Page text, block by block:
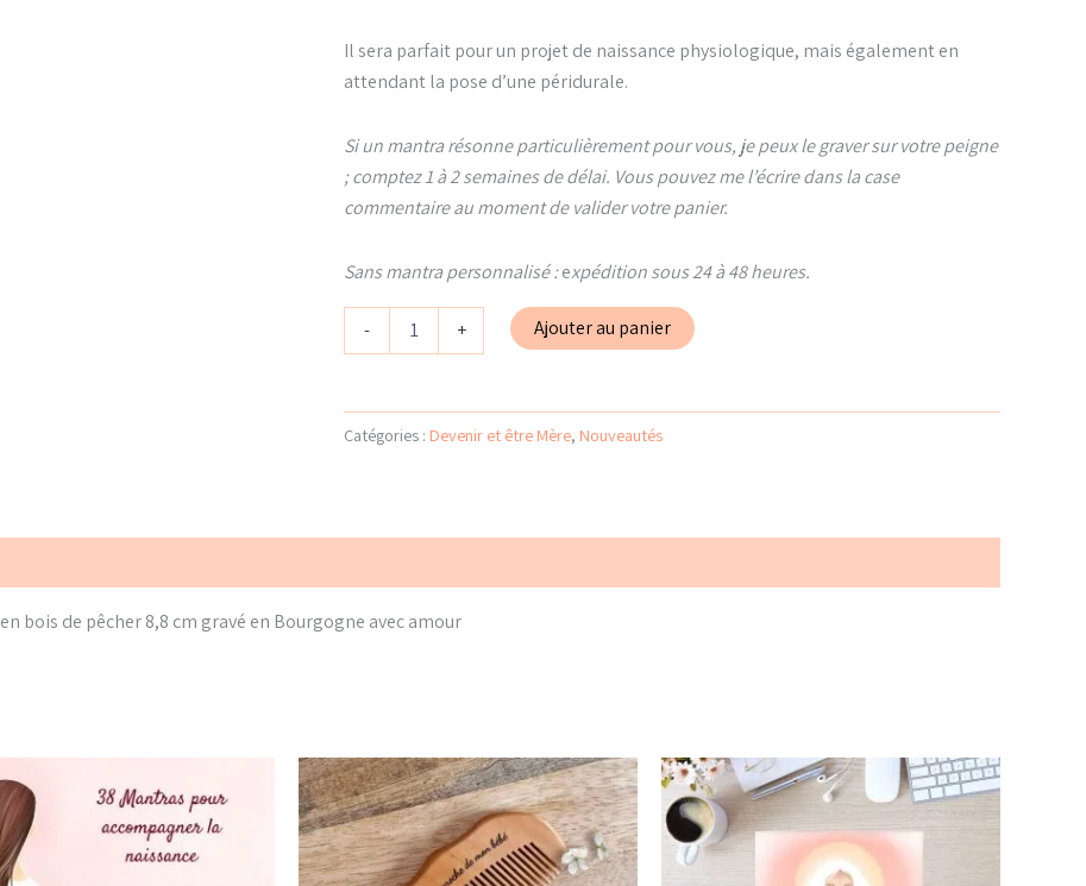
Il sera parfait pour un projet de naissance physiologique, mais également en
attendant la pose d’une péridurale.
Si un mantra résonne particulièrement pour vous, je peux le graver sur votre peigne
; comptez 1 à 2 semaines de délai. Vous pouvez me l’écrire dans la case
commentaire au moment de valider votre panier.
Sans mantra personnalisé :expédition sous 24 à 48 heures.
-
poche
-
+ Ajouter au panier
Catégories : Devenir et être Mère, Nouveautés
en bois de pêcher 8,8 cm gravé en Bourgogne avec amour